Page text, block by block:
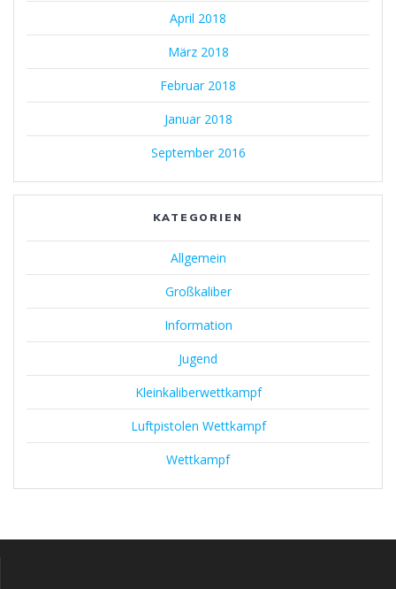
April 2018
März 2018
Februar 2018
Januar 2018
September 2016
KATEGORIEN
Allgemein
Großkaliber
Information
Jugend
Kleinkaliberwettkampf
Luftpistolen Wettkampf
Wettkampf